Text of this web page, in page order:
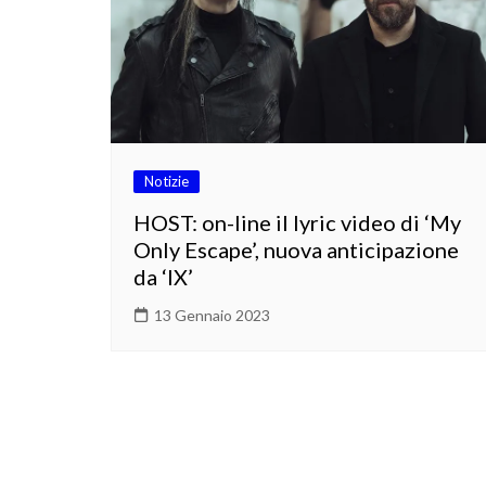
Notizie
HOST: on-line il lyric video di ‘My
Only Escape’, nuova anticipazione
da ‘IX’
13 Gennaio 2023